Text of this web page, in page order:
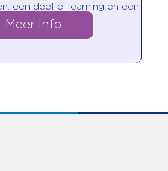
een deel e-learning en een
contactonderwijs.
Meer info